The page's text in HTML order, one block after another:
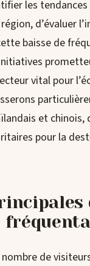
les
d’évaluer
baisse de
vital pour
et
pour la
de